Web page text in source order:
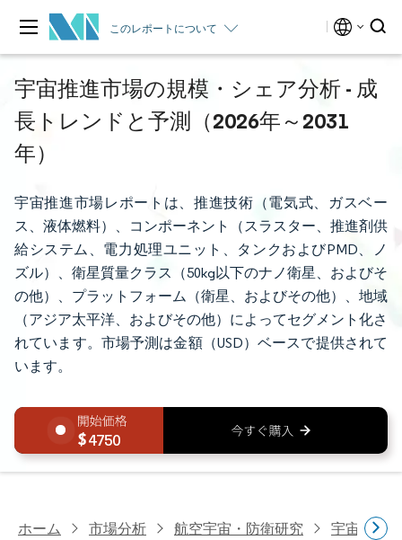
このレポートについて
宇宙推進市場の規模・シェア分析 - 成
長トレンドと予測（2026年～2031
年）
宇宙推進市場レポートは、推進技術（電気式、ガスベー
ス、液体燃料）、コンポーネント（スラスター、推進剤供
給システム、電力処理ユニット、タンクおよびPMD、ノ
ズル）、衛星質量クラス（50kg以下のナノ衛星、およびそ
の他）、プラットフォーム（衛星、およびその他）、地域
（アジア太平洋、およびその他）によってセグメント化さ
れています。市場予測は金額（USD）ベースで提供されて
います。
4750
ホーム 市場分析 航空宇宙・防衛研究 宇宙研究